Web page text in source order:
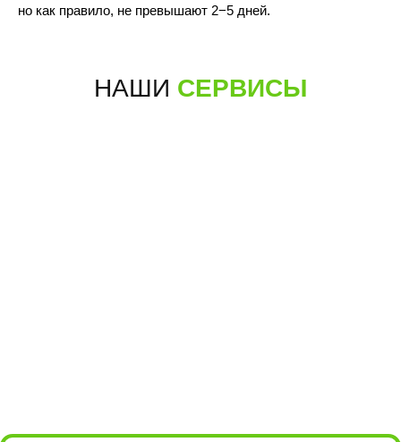
но как правило, не превышают 2−5 дней.
НАШИ СЕРВИСЫ
ПОДРОБНЕЕ
+7 (495) 198-05-66 для звонков